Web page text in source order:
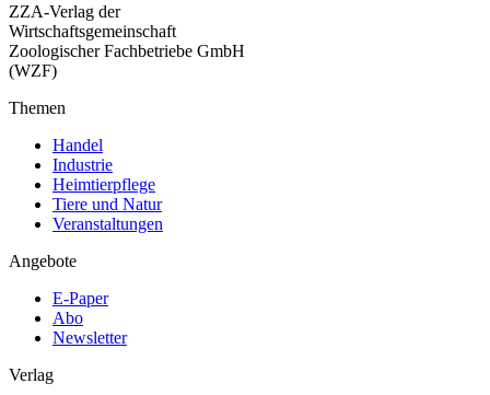
ZZA-Verlag der
Wirtschaftsgemeinschaft
Zoologischer Fachbetriebe GmbH
(WZF)
Themen
Handel
Industrie
Heimtierpflege
Tiere und Natur
Veranstaltungen
Angebote
E-Paper
Abo
Newsletter
Verlag